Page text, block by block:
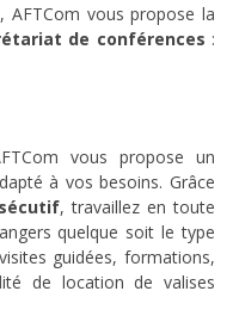
AFTCom vous propose la
de conférences :
vous propose un
à vos besoins. Grâce
, travaillez en toute
quelque soit le type
guidées, formations,
de location de valises